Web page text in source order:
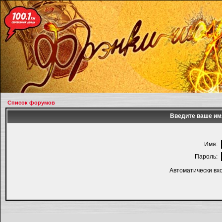
Список форумов
Введите ваше
Имя:
Пароль:
Автоматически